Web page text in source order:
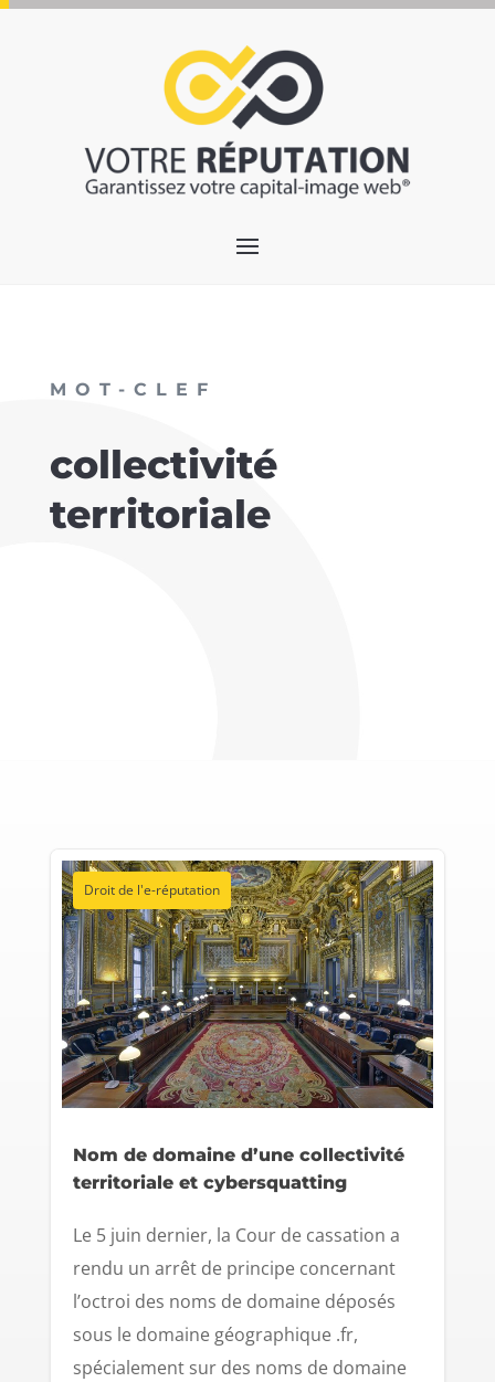
MOT-CLEF
collectivité
territoriale
Droit de l'e-réputation
Nom de domaine d’une collectivité
territoriale et cybersquatting
Le 5 juin dernier, la Cour de cassation a
rendu un arrêt de principe concernant
l’octroi des noms de domaine déposés
sous le domaine géographique .fr,
spécialement sur des noms de domaine